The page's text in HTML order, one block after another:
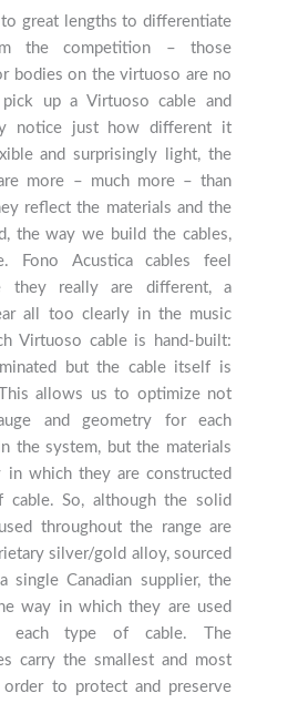
great lengths to differentiate
the competition – those
bodies on the virtuoso are no
up a Virtuoso cable and
notice just how different it
and surprisingly light, the
more – much more – than
reflect the materials and the
the way we build the cables,
Fono Acustica cables feel
they really are different, a
all too clearly in the music
Virtuoso cable is hand-built:
but the cable itself is
This allows us to optimize not
and geometry for each
the system, but the materials
in which they are constructed
So, although the solid
throughout the range are
silver/gold alloy, sourced
single Canadian supplier, the
way in which they are used
each type of cable. The
carry the smallest and most
to protect and preserve